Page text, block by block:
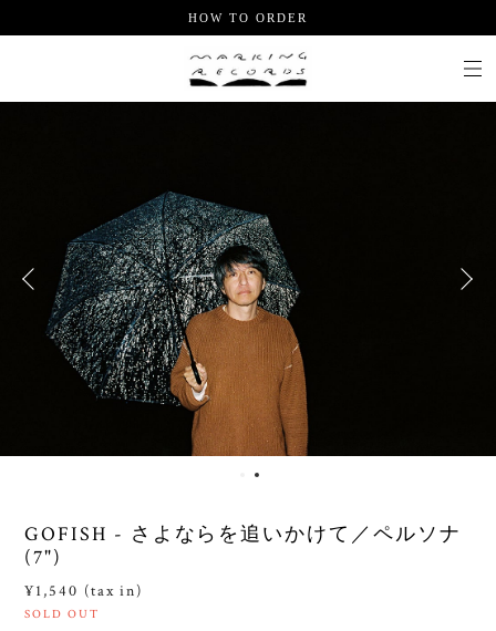
HOW TO ORDER
GOFISH - さよならを追いかけて／ペルソナ
(7")
¥1,540 (tax in)
SOLD OUT